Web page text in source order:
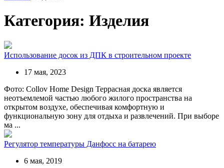
Категория: Изделия
Использование досок из ДПК в строительном проекте
17 мая, 2023
Фото: Collov Home Design Террасная доска является
неотъемлемой частью любого жилого пространства на
открытом воздухе, обеспечивая комфортную и
функциональную зону для отдыха и развлечений. При выборе
ма ...
Регулятор температуры Данфосс на батарею
6 мая, 2019